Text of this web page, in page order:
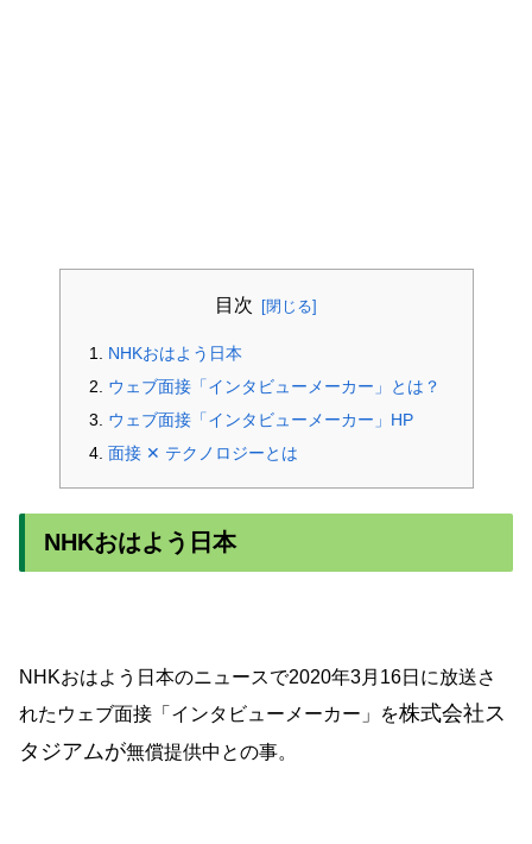
目次
NHKおはよう日本
ウェブ面接「インタビューメーカー」とは？
ウェブ面接「インタビューメーカー」HP
面接 ✕ テクノロジーとは
NHKおはよう日本
NHKおはよう日本のニュースで2020年3月16日に放送さ
れたウェブ面接「インタビューメーカー」を株式会社ス
タジアムが無償提供中との事。